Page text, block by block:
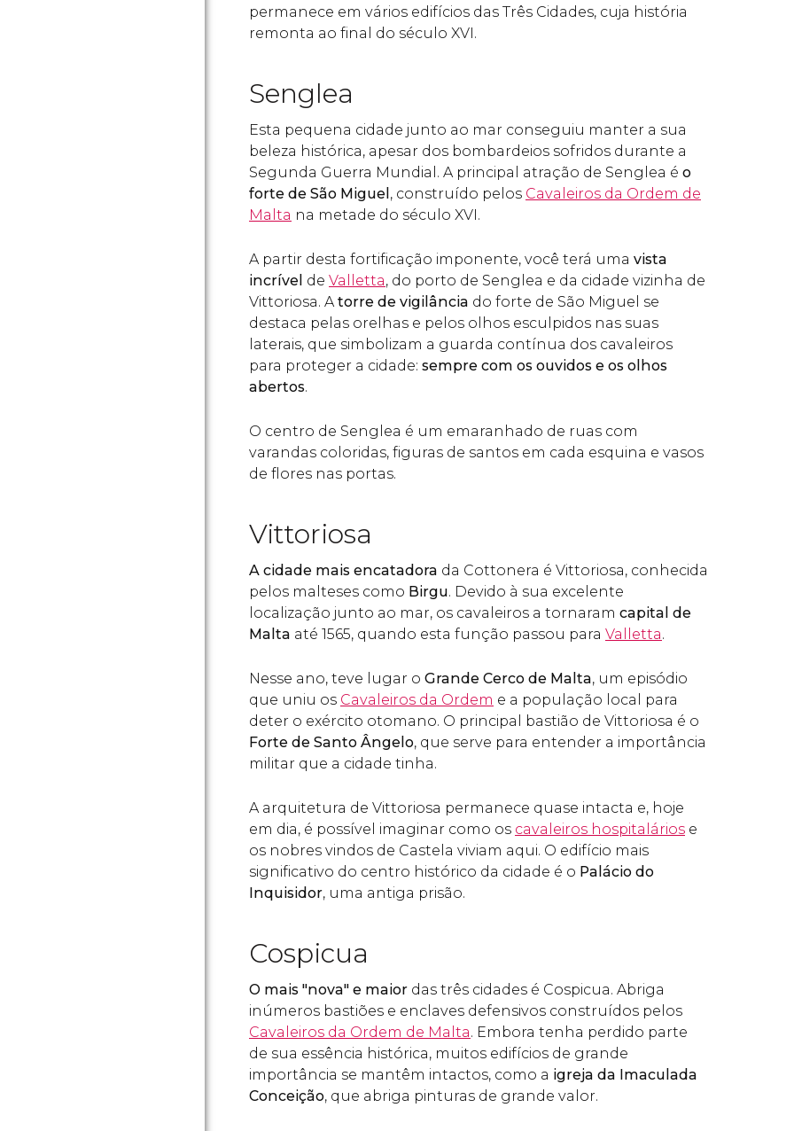
permanece em vários edifícios das Três Cidades, cuja história
remonta ao final do século XVI.
Senglea
Esta pequena cidade junto ao mar conseguiu manter a sua
beleza histórica, apesar dos bombardeios sofridos durante a
Segunda Guerra Mundial. A principal atração de Senglea é o
forte de São Miguel , construído pelos Cavaleiros da Ordem de
Malta na metade do século XVI.
A partir desta fortificação imponente, você terá uma vista
incrível de Valletta, do porto de Senglea e da cidade vizinha de
Vittoriosa. A torre de vigilância do forte de São Miguel se
destaca pelas orelhas e pelos olhos esculpidos nas suas
laterais, que simbolizam a guarda contínua dos cavaleiros
para proteger a cidade: sempre com os ouvidos e os olhos
abertos.
O centro de Senglea é um emaranhado de ruas com
varandas coloridas, figuras de santos em cada esquina e vasos
de flores nas portas.
Vittoriosa
A cidade mais encatadora da Cottonera é Vittoriosa, conhecida
pelos malteses como Birgu. Devido à sua excelente
localização junto ao mar, os cavaleiros a tornaram capital de
Malta até 1565, quando esta função passou para Valletta.
Nesse ano, teve lugar o Grande Cerco de Malta, um episódio
que uniu os Cavaleiros da Ordem e a população local para
deter o exército otomano. O principal bastião de Vittoriosa é o
Forte de Santo Ângelo, que serve para entender a importância
militar que a cidade tinha.
A arquitetura de Vittoriosa permanece quase intacta e, hoje
em dia, é possível imaginar como os cavaleiros hospitalários e
os nobres vindos de Castela viviam aqui. O edifício mais
significativo do centro histórico da cidade é o Palácio do
Inquisidor, uma antiga prisão.
Cospicua
O mais "nova" e maior das três cidades é Cospicua. Abriga
inúmeros bastiões e enclaves defensivos construídos pelos
Cavaleiros da Ordem de Malta. Embora tenha perdido parte
de sua essência histórica, muitos edifícios de grande
importância se mantêm intactos, como a igreja da Imaculada
Conceição, que abriga pinturas de grande valor.